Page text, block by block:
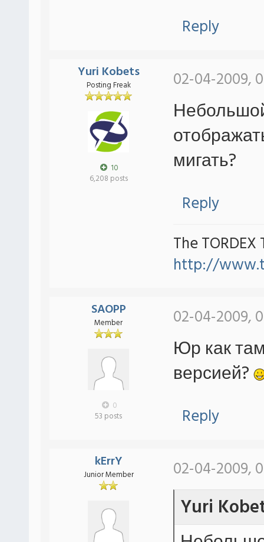
Reply
Yuri Kobets
Posting Freak
10
6,208 posts
02-04-2009,
мигать?
Reply
The TORDEX
http://
SAOPP
Member
0
53 posts
02-04-2009,
Юр как
версией?
Reply
kErrY
Junior Member 02-04-2009,
Yuri